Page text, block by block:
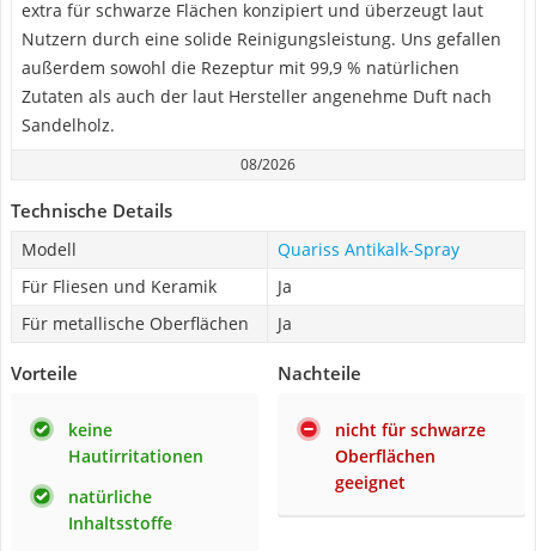
extra für schwarze Flächen konzipiert und überzeugt laut
Nutzern durch eine solide Reinigungsleistung. Uns gefallen
außerdem sowohl die Rezeptur mit 99,9 % natürlichen
Zutaten als auch der laut Hersteller angenehme Duft nach
Sandelholz.
08/2026
Technische Details
Modell
Quariss Antikalk-Spray
Für Fliesen und Keramik
Ja
Für metallische Oberflächen
Ja
Vorteile
keine
Hautirritationen
natürliche
Inhaltsstoffe
Nachteile
nicht für schwarze
Oberflächen
geeignet